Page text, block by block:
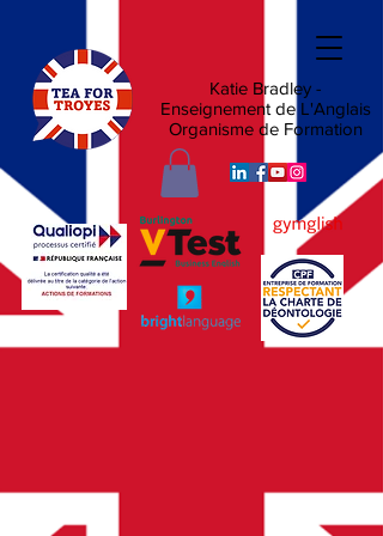
Katie Bradley -
Enseignement de L'Anglais
Organisme de Formation